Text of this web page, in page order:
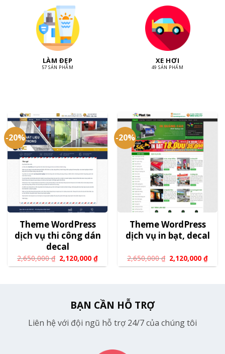
LÀM ĐẸP
57 SẢN PHẨM
XE HƠI
49 SẢN PHẨM
-20%
Theme WordPress
dịch vụ thi công dán
decal
2,650,000₫ 2,120,000₫
-20%
Theme WordPress
dịch vụ in bạt, decal
2,650,000₫ 2,120,000₫
BẠN CẦN HỖ TRỢ
Liên hệ với đội ngũ hỗ trợ 24/7 của chúng tôi